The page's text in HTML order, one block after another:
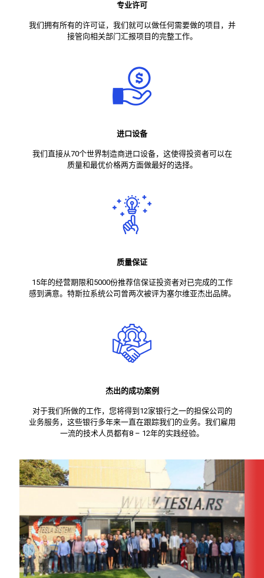
专业许可
我们拥有所有的许可证，我们就可以做任何需要做的项目，并
接管向相关部门汇报项目的完整工作。
进口设备
我们直接从70个世界制造商进口设备，这使得投资者可以在
质量和最优价格两方面做最好的选择。
质量保证
15年的经营期限和5000份推荐信保证投资者对已完成的工作
感到满意。特斯拉系统公司曾两次被评为塞尔维亚杰出品牌。
杰出的成功案例
对于我们所做的工作，您将得到12家银行之一的担保公司的
业务服务，这些银行多年来一直在跟踪我们的业务。我们雇用
一流的技术人员都有8 – 12年的实践经验。